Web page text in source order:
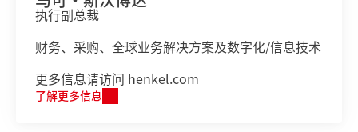
执行副总裁
财务、采购、全球业务解决方案及数字化/信息技术
更多信息请访问 henkel.com
了解更多信息